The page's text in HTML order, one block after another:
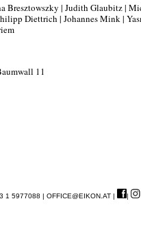
Bresztowszky | Judith Glaubitz |
Diettrich | Johannes Mink |
11
1 5977088 | OFFICE@EIKON.AT | |